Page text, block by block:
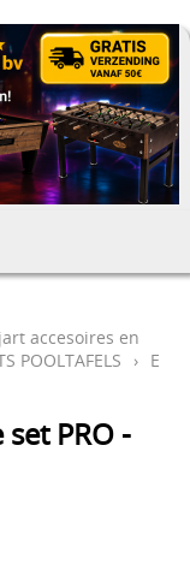
accesoires en
POOLTAFELS › E
PRO -